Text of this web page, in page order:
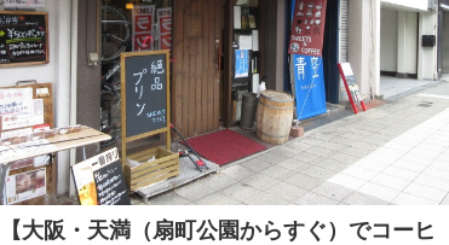
【大阪・天満（扇町公園からすぐ）でコーヒ